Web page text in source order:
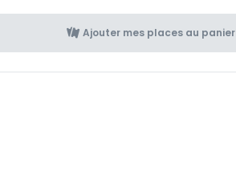
Ajouter mes places au panier